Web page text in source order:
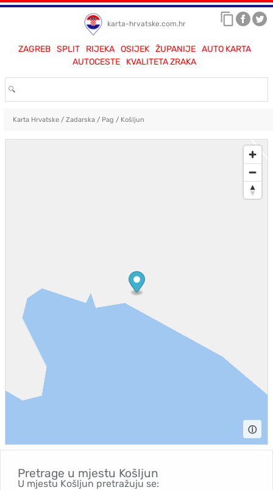
karta-hrvatske.com.hr
ZAGREB SPLIT RIJEKA OSIJEK ŽUPANIJE
AUTO KARTA
AUTOCESTE
KVALITETA ZRAKA
Karta Hrvatske/ Zadarska/ Pag / Košljun
ⓘ
Pretrage u mjestu Košljun
U mjestu Košljun pretražuju se: